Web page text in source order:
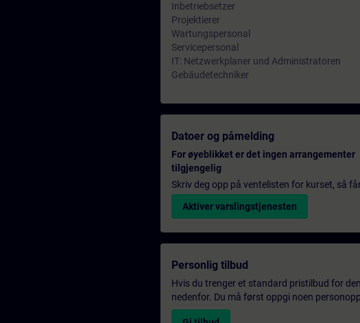
Inbetriebsetzer
Projektierer
Wartungspersonal
Servicepersonal
IT: Netzwerkplaner und Administratoren
Gebäudetechniker
Datoer og påmelding
For øyeblikket er det ingen arrangementer
tilgjengelig
Skriv deg opp på ventelisten for kurset, så
Aktiver varslingstjenesten
Personlig tilbud
Hvis du trenger et standard pristilbud for
nedenfor. Du må først oppgi noen